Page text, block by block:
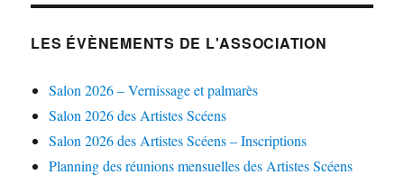
LES ÉVÈNEMENTS DE L'ASSOCIATION
Salon 2026 – Vernissage et palmarès
Salon 2026 des Artistes Scéens
Salon 2026 des Artistes Scéens – Inscriptions
Planning des réunions mensuelles des Artistes Scéens